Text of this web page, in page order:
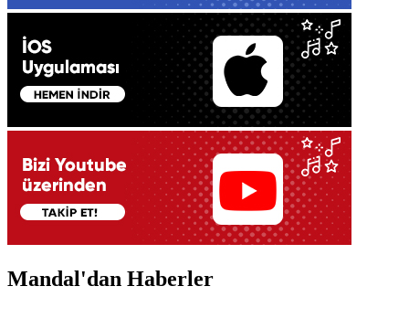
Mandal'dan Haberler